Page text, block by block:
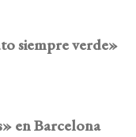
siempre verde»
en Barcelona